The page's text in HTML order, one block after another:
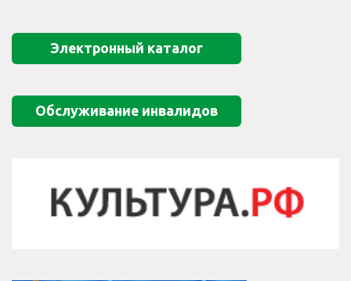
Электронный каталог
Обслуживание инвалидов